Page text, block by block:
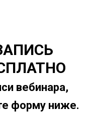
вебинара,
форму ниже.